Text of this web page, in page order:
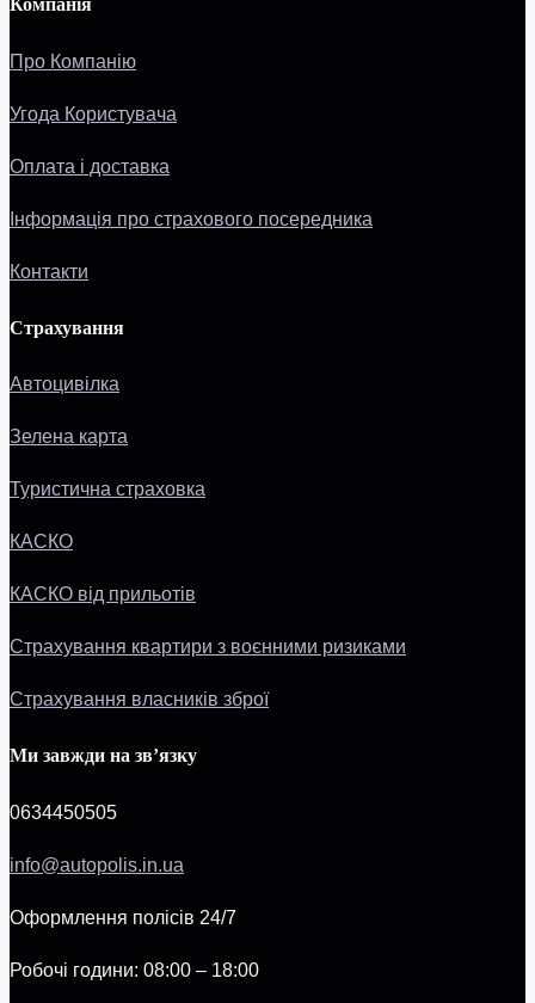
Компанія
Про Компанію
Угода Користувача
Оплата і доставка
Інформація про страхового посередника
Контакти
Страхування
Автоцивілка
Зелена карта
Туристична страховка
КАСКО
КАСКО від прильотів
Страхування квартири з воєнними ризиками
Страхування власників зброї
Ми завжди на зв’язку
0634450505
info@autopolis.in.ua
Оформлення полісів 24/7
Робочі години: 08:00 – 18:00